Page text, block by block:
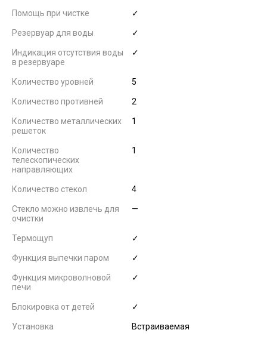
Помощь при чистке ✓
Резервуар для воды ✓
Индикация отсутствия воды
в резервуаре
✓
Количество уровней 5
Количество противней 2
Количество металлических
решеток
1
Количество
телескопических
направляющих
1
Количество стекол 4
Стекло можно извлечь для
очистки
—
Термощуп ✓
Функция выпечки паром ✓
Функция микроволновой
печи
✓
Блокировка от детей ✓
Установка Встраиваемая